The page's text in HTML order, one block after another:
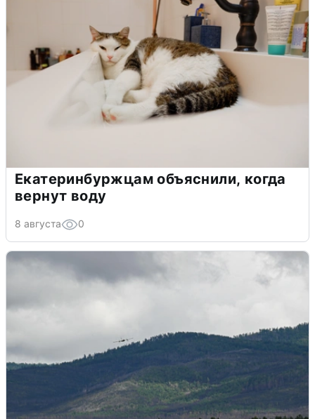
Екатеринбуржцам объяснили, когда
вернут воду
8 августа 0